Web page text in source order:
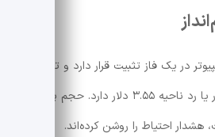
در یک فاز تثبیت قرار دارد و تصمیم
جدید بازار بستگی به عبور یا رد ناحیه ۳.۵۵ دلار دارد. حجم پایین
احتیاط را روشن کرده‌اند.